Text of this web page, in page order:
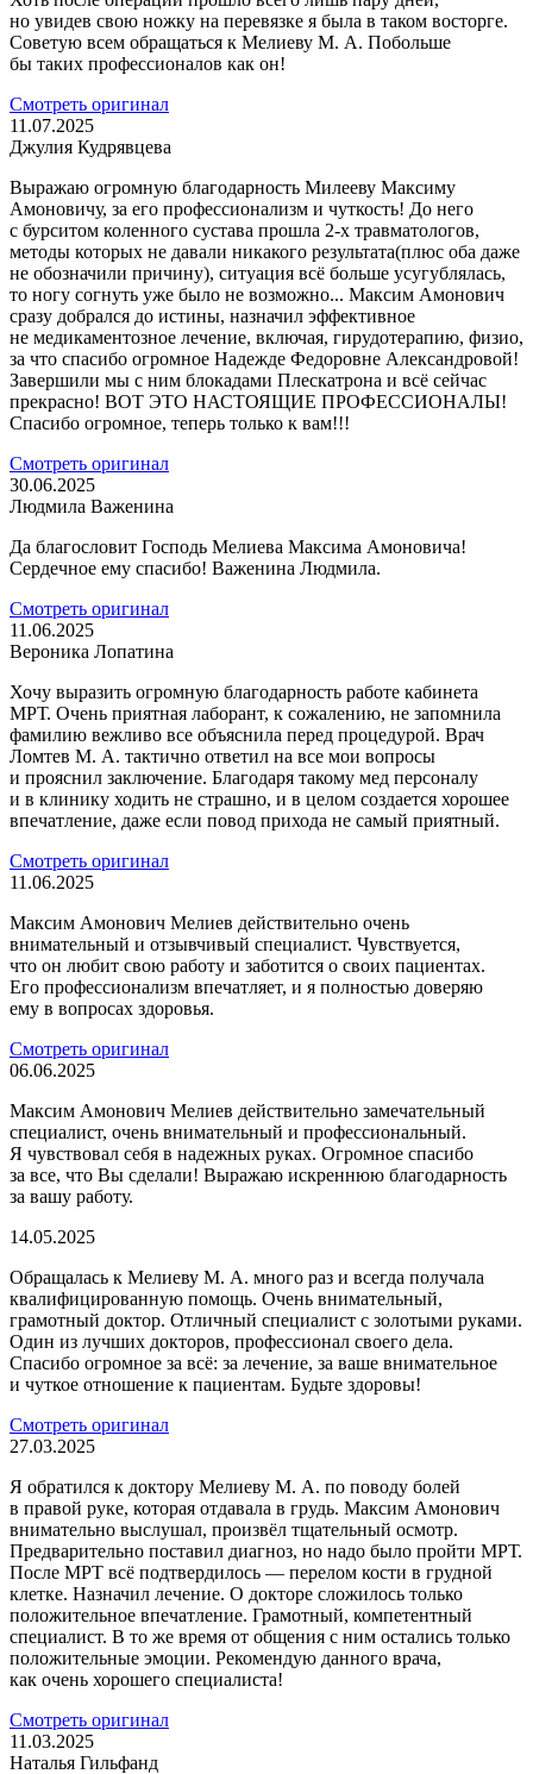
но увидев свою ножку на перевязке я была в таком восторге.
Советую всем обращаться к Мелиеву М. А. Побольше
бы таких профессионалов как он!
Смотреть оригинал
11.07.2025
Джулия Кудрявцева
Выражаю огромную благодарность Милееву Максиму
Амоновичу, за его профессионализм и чуткость! До него
с бурситом коленного сустава прошла 2-х травматологов,
методы которых не давали никакого результата(плюс оба даже
не обозначили причину), ситуация всё больше усугублялась,
то ногу согнуть уже было не возможно... Максим Амонович
сразу добрался до истины, назначил эффективное
не медикаментозное лечение, включая, гирудотерапию, физио,
за что спасибо огромное Надежде Федоровне Александровой!
Завершили мы с ним блокадами Плескатрона и всё сейчас
прекрасно! ВОТ ЭТО НАСТОЯЩИЕ ПРОФЕССИОНАЛЫ!
Спасибо огромное, теперь только к вам!!!
Смотреть оригинал
30.06.2025
Людмила Важенина
Да благословит Господь Мелиева Максима Амоновича!
Сердечное ему спасибо! Важенина Людмила.
Смотреть оригинал
11.06.2025
Вероника Лопатина
Хочу выразить огромную благодарность работе кабинета
МРТ. Очень приятная лаборант, к сожалению, не запомнила
фамилию вежливо все объяснила перед процедурой. Врач
Ломтев М. А. тактично ответил на все мои вопросы
и прояснил заключение. Благодаря такому мед персоналу
и в клинику ходить не страшно, и в целом создается хорошее
впечатление, даже если повод прихода не самый приятный.
Смотреть оригинал
11.06.2025
Максим Амонович Мелиев действительно очень
внимательный и отзывчивый специалист. Чувствуется,
что он любит свою работу и заботится о своих пациентах.
Его профессионализм впечатляет, и я полностью доверяю
ему в вопросах здоровья.
Смотреть оригинал
06.06.2025
Максим Амонович Мелиев действительно замечательный
специалист, очень внимательный и профессиональный.
Я чувствовал себя в надежных руках. Огромное спасибо
за все, что Вы сделали! Выражаю искреннюю благодарность
за вашу работу.
14.05.2025
Обращалась к Мелиеву М. А. много раз и всегда получала
квалифицированную помощь. Очень внимательный,
грамотный доктор. Отличный специалист с золотыми руками.
Один из лучших докторов, профессионал своего дела.
Спасибо огромное за всё: за лечение, за ваше внимательное
и чуткое отношение к пациентам. Будьте здоровы!
Смотреть оригинал
27.03.2025
Я обратился к доктору Мелиеву М. А. по поводу болей
в правой руке, которая отдавала в грудь. Максим Амонович
внимательно выслушал, произвёл тщательный осмотр.
Предварительно поставил диагноз, но надо было пройти МРТ.
После МРТ всё подтвердилось — перелом кости в грудной
клетке. Назначил лечение. О докторе сложилось только
положительное впечатление. Грамотный, компетентный
специалист. В то же время от общения с ним остались только
положительные эмоции. Рекомендую данного врача,
как очень хорошего специалиста!
Смотреть оригинал
11.03.2025
Наталья Гильфанд